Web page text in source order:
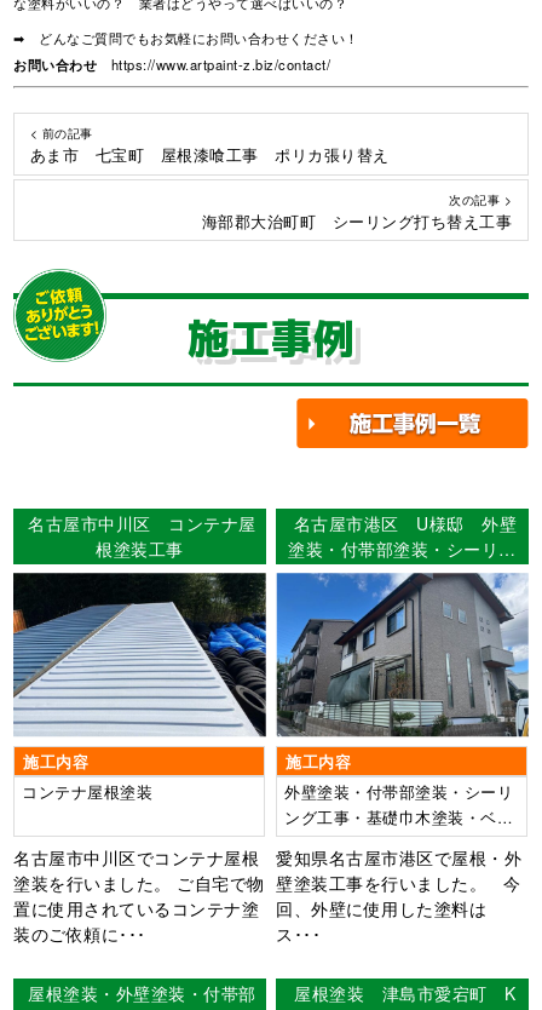
➡ どんなご質問でもお気軽にお問い合わせください！
お問い合わせ
https://www.artpaint-z.biz/contact/
< 前の記事
あま市 七宝町 屋根漆喰工事 ポリカ張り替え
次の記事 >
海部郡大治町町 シーリング打ち替え工事
施工事例
名古屋市中川区 コンテナ屋
根塗装工事
施工内容
コンテナ屋根塗装
名古屋市中川区でコンテナ屋根
塗装を行いました。 ご自宅で物
置に使用されているコンテナ塗
装のご依頼に･･･
名古屋市港区 U様邸 外壁
塗装・付帯部塗装・シーリン
グ工事・基礎巾木塗装・ベラ
ンダ防水工事 【使用塗料】
外壁：WBアート
施工内容
外壁塗装・付帯部塗装・シーリ
ング工事・基礎巾木塗装・ベラ
ンダ防水工事
愛知県名古屋市港区で屋根・外
壁塗装工事を行いました。 今
回、外壁に使用した塗料は
ス･･･
屋根塗装・外壁塗装・付帯部
屋根塗装 津島市愛宕町 K